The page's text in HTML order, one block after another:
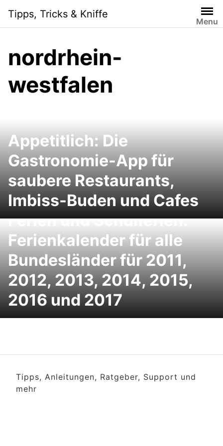
content
Tipps, Tricks & Kniffe
Menu
nordrhein-
westfalen
Appetitlich: Die
Gastronomie-App für
saubere Restaurants,
Imbiss-Buden und Cafes
Ferien und Schulferien:
Ferienkalender für alle
Bundesländer für 2011,
2012, 2013, 2014, 2015,
2016 und 2017
Tipps, Anleitungen, Ratgeber, Support und
mehr